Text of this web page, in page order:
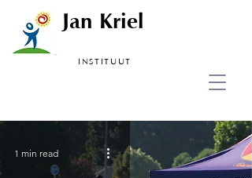
Jan Kriel
INSTITUUT
1 min read